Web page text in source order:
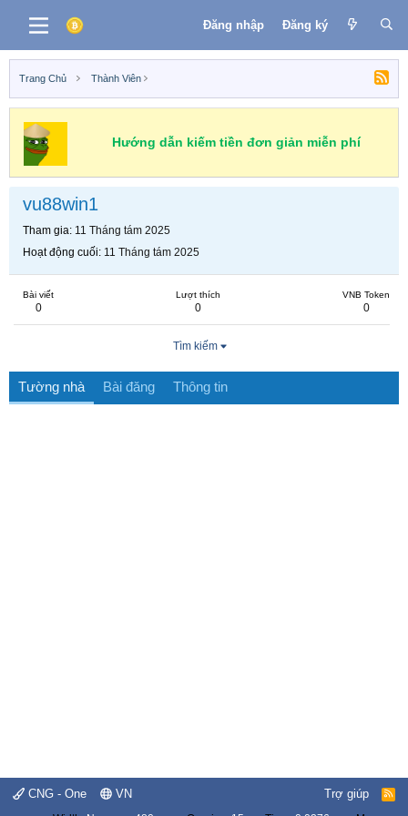
Đăng nhập Đăng ký
Trang Chủ Thành Viên
Hướng dẫn kiếm tiền đơn giản miễn phí
vu88win1
Tham gia 11 Tháng tám 2025
Hoạt động cuối 11 Tháng tám 2025
Bài viết
0
Lượt thích
0
VNB Token
0
Tìm kiếm
Tường nhà Bài đăng Thông tin
CNG - One VN Trợ giúp
R